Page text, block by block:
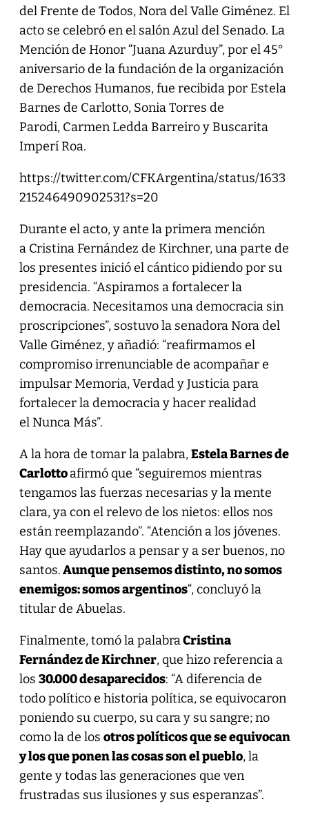
del Frente de Todos, Nora del Valle Giménez. El
acto se celebró en el salón Azul del Senado. La
Mención de Honor “Juana Azurduy”, por el 45°
aniversario de la fundación de la organización
de Derechos Humanos, fue recibida por Estela
Barnes de Carlotto, Sonia Torres de
Parodi, Carmen Ledda Barreiro y Buscarita
Imperí Roa.
https://twitter.com/CFKArgentina/status/1633
215246490902531?s=20
Durante el acto, y ante la primera mención
a Cristina Fernández de Kirchner, una parte de
los presentes inició el cántico pidiendo por su
presidencia. “Aspiramos a fortalecer la
democracia. Necesitamos una democracia sin
proscripciones”, sostuvo la senadora Nora del
Valle Giménez, y añadió: “reafirmamos el
compromiso irrenunciable de acompañar e
impulsar Memoria, Verdad y Justicia para
fortalecer la democracia y hacer realidad
el Nunca Más”.
A la hora de tomar la palabra,Estela Barnes de
Carlottoafirmó que “seguiremos mientras
tengamos las fuerzas necesarias y la mente
clara, ya con el relevo de los nietos: ellos nos
están reemplazando”. “Atención a los jóvenes.
Hay que ayudarlos a pensar y a ser buenos, no
santos.Aunque pensemos distinto, no somos
enemigos: somos argentinos“, concluyó la
titular de Abuelas.
Finalmente, tomó la palabraCristina
Fernández de Kirchner, que hizo referencia a
los 30.000 desaparecidos: “A diferencia de
todo político e historia política, se equivocaron
poniendo su cuerpo, su cara y su sangre; no
como la de los otros políticos que se equivocan
y los que ponen las cosas son el pueblo, la
gente y todas las generaciones que ven
frustradas sus ilusiones y sus esperanzas”.